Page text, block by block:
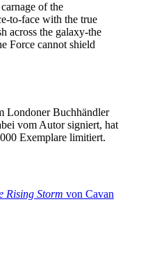
of the
to-face with the true
across the galaxy-the
Force cannot shield
Londoner Buchhändler
vom Autor signiert, hat
Exemplare limitiert.
Rising Storm von Cavan